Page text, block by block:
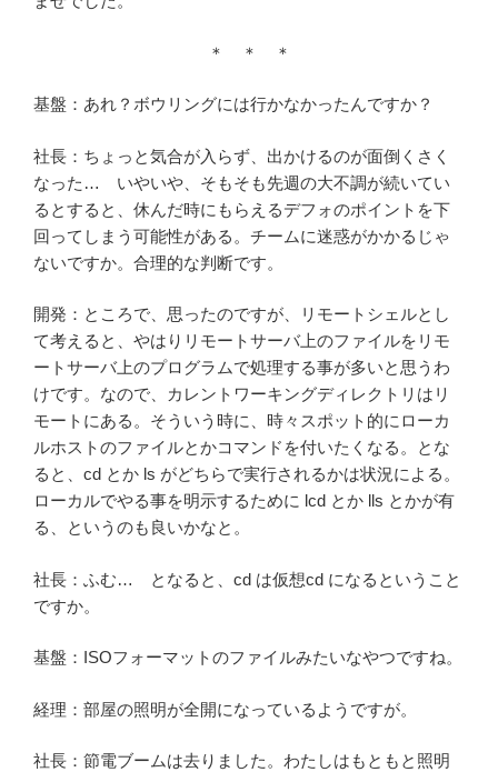
＊ ＊ ＊
基盤：あれ？ボウリングには行かなかったんですか？
社長：ちょっと気合が入らず、出かけるのが面倒くさく
なった… いやいや、そもそも先週の大不調が続いてい
るとすると、休んだ時にもらえるデフォのポイントを下
回ってしまう可能性がある。チームに迷惑がかかるじゃ
ないですか。合理的な判断です。
開発：ところで、思ったのですが、リモートシェルとし
て考えると、やはりリモートサーバ上のファイルをリモ
ートサーバ上のプログラムで処理する事が多いと思うわ
けです。なので、カレントワーキングディレクトリはリ
モートにある。そういう時に、時々スポット的にローカ
ルホストのファイルとかコマンドを付いたくなる。とな
ると、cd とか ls がどちらで実行されるかは状況による。
ローカルでやる事を明示するために lcd とか lls とかが有
る、というのも良いかなと。
社長：ふむ… となると、cd は仮想cd になるということ
ですか。
基盤：ISOフォーマットのファイルみたいなやつですね。
経理：部屋の照明が全開になっているようですが。
社長：節電ブームは去りました。わたしはもともと照明